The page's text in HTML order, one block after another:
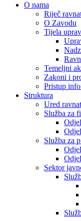
O nama
Riječ
O Zavodu
Tijela
Temeljni
Zakoni i
Pristup
Struktura
Ured
Služba za
Služba za
Sektor